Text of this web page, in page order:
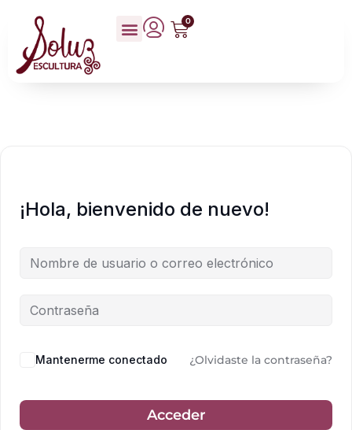
0
¡Hola, bienvenido de nuevo!
Mantenerme conectado ¿Olvidaste la contraseña?
Acceder